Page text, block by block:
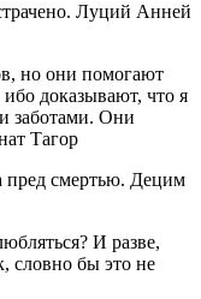
Луций Анней
но они помогают
доказывают, что я
заботами. Они
Тагор
пред смертью. Децим
И разве,
словно бы это не